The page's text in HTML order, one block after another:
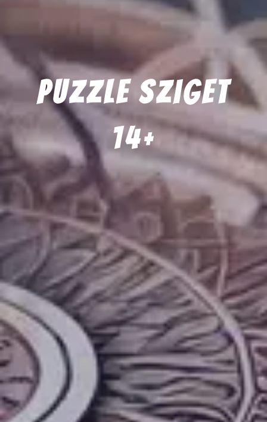
Puzzle Sziget
14+